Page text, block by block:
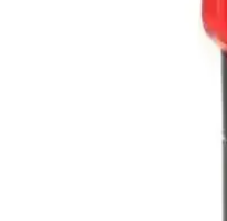
Xiaomi Youpin Emoji
Dijital Saat ve
Xiaomi Youpin Emoji
çocuklara uygun eğlenceli
Emate Büyük Boy
Termometre THR328